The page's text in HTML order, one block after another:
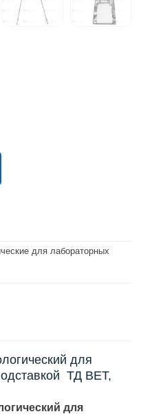
для лабораторных
для
ТД ВЕТ,
для